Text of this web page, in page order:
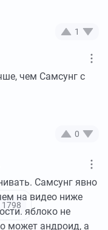
1798
1
чем Самсунг с
0
Самсунг явно
на видео ниже
яблоко не
может андроид, а